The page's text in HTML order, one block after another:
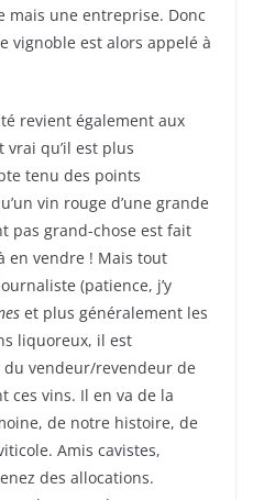
une entreprise. Donc
vignoble est alors appelé à
revient également aux
qu’il est plus
tenu des points
vin rouge d’une grande
pas grand-chose est fait
en vendre ! Mais tout
(patience, j’y
et plus généralement les
liquoreux, il est
vendeur/revendeur de
ces vins. Il en va de la
de notre histoire, de
Amis cavistes,
des allocations.